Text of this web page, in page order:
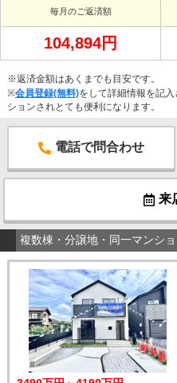
毎月のご返済額
104,894円
※返済金額はあくまでも目安です。
※会員登録(無料)をして詳細情報を記
ションされとても便利になります。
電話で問合わせ
来
複数棟・分譲地・同一マンシ